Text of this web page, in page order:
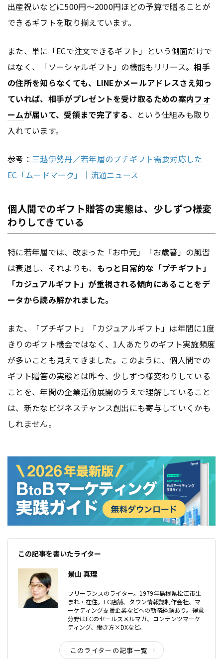
出産祝いなどに500円〜2000円ほどの予算で贈ることが
できるギフトを取り揃えています。
また、単に「ECで注文できるギフト」という側面だけで
はなく、「ソーシャルギフト」の機能もリリース。相手
の住所を知らなくても、LINEかメールアドレスさえ知っ
ていれば、相手がプレゼントを受け取るための案内フォ
ームが届いて、受領まで完了する、という仕組みも取り
入れています。
参考： 三越伊勢丹／若年層のプチギフト需要対応した
EC「ムードマーク」｜流通ニュース
個人間でのギフト贈答の実態は、少しずつ様変
わりしてきている
特に若年層では、改まった「お中元」「お歳暮」の風習
は衰退し、それよりも、 もっと日常的な「プチギフト」
「カジュアルギフト」が重視される傾向にあることをデ
ータから読み解かれました。
また、「プチギフト」「カジュアルギフト」は年間に1度
きりのギフト機会ではなく、1人あたりのギフト実施頻度
が多いことも見えてきました。このように、個人間での
ギフト贈答の実態とは昨今、少しずつ様変わりしている
ことを、年間の企業活動展開のうえで理解していること
は、新たなビジネスチャンス創出にも寄与していくかも
しれません。
この記事を書いたライター
景山 真理
フリーランスのライター。1979年島根県松江市生
まれ・在住。EC店舗、タウン情報誌制作会社、マ
ーケティング支援企業などへの勤務経験あり。得意
分野はECのセールスメルマガ、コンテンツマーケ
ティング、働き方×DXなど。
このライターの記事一覧